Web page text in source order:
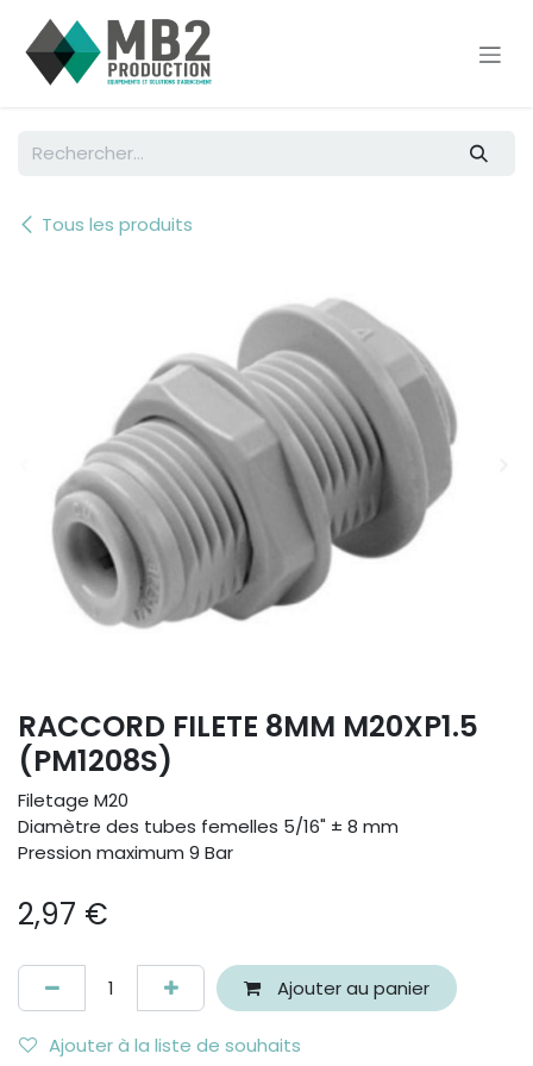
Tous les produits
RACCORD FILETE 8MM M20XP1.5
(PM1208S)
Filetage M20
Diamètre des tubes femelles 5/16" ± 8 mm
Pression maximum 9 Bar
2,97 €
Ajouter au panier
Ajouter à la liste de souhaits